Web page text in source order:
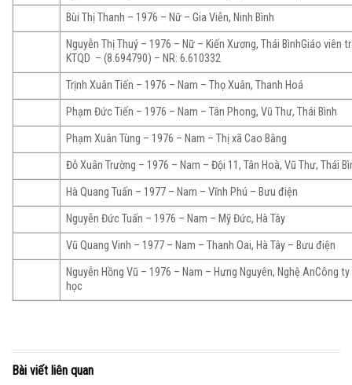
Bùi Thị Thanh – 1976 – Nữ – Gia Viễn, Ninh Bình
Nguyễn Thị Thuý – 1976 – Nữ – Kiến Xương, Thái BìnhGiáo viên
KTQD – (8.694790) – NR: 6.610332
Trịnh Xuân Tiến – 1976 – Nam – Thọ Xuân, Thanh Hoá
Phạm Đức Tiến – 1976 – Nam – Tân Phong, Vũ Thư, Thái Bình
Phạm Xuân Tùng – 1976 – Nam – Thị xã Cao Bằng
Đỗ Xuân Trường – 1976 – Nam – Đội 11, Tân Hoà, Vũ Thư, Thái
Hà Quang Tuấn – 1977 – Nam – Vĩnh Phú – Bưu điện
Nguyễn Đức Tuấn – 1976 – Nam – Mỹ Đức, Hà Tây
Vũ Quang Vinh – 1977 – Nam – Thanh Oai, Hà Tây – Bưu điện
Nguyễn Hồng Vũ – 1976 – Nam – Hưng Nguyên, Nghệ AnCông
học
Bài viết liên quan